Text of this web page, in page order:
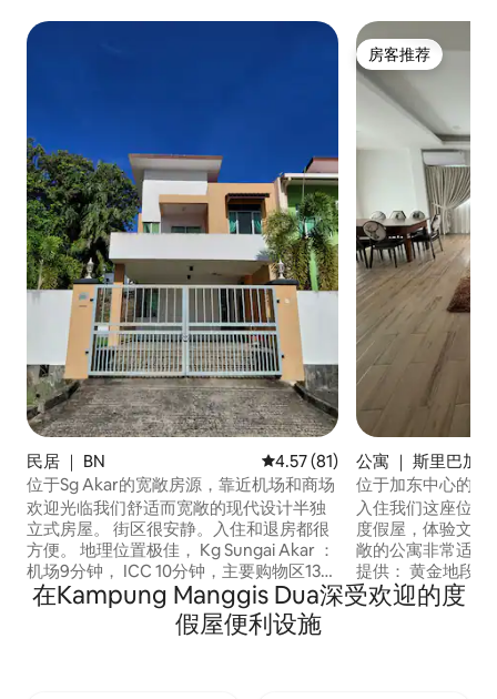
民居 ｜ BN 平均评分 4.57 分（满分 5 分）
4.57 (81)
位于Sg Akar的宽敞房源，靠近机场和商场
欢迎光临我们舒适而宽敞的现代设计半独
立式房屋。 街区很安静。入住和退房都很
方便。 地理位置极佳， Kg Sungai Akar ：
机场9分钟， ICC 10分钟，主要购物区13分
钟。 距离BSB的主要景点-距离皇家Regalia
的SOAS清真寺清真寺（ Kg.Ayer ）、皇家
酒店（ Royal Regalia ）。 开车20分钟即可
房客推荐
房客推荐
公寓 ｜ 斯里巴加
eri Begawan）
位于加东中心的现
入住我们这座位于
度假屋，体验文莱
敞的公寓非常适合
提供： 黄金地段：驱车仅需 5-10 分钟即可
抵达哈桑·博尔基
Hassanil Bolkiah
在Kampung Manggis Dua深受欢迎的度
假屋便利设施